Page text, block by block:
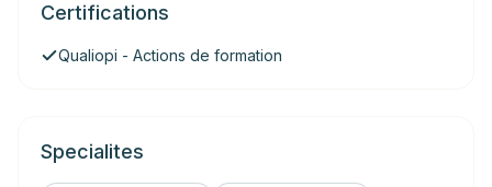
Certifications
Qualiopi - Actions de formation
Specialites